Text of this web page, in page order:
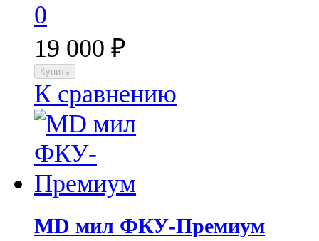
0
19 000 ₽
К сравнению
МD мил ФКУ-Премиум